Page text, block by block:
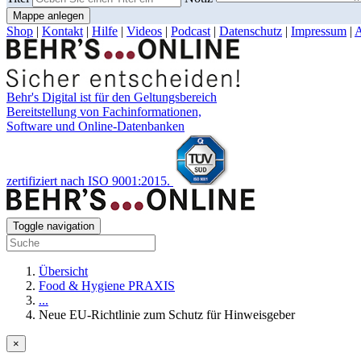
Mappe anlegen
Shop | Kontakt | Hilfe | Videos | Podcast | Datenschutz | Impressum |
Behr's Digital ist für den Geltungsbereich
Bereitstellung von Fachinformationen,
Software und Online-Datenbanken
zertifiziert nach ISO 9001:2015.
Toggle navigation
Übersicht
Food & Hygiene PRAXIS
...
Neue EU-Richtlinie zum Schutz für Hinweisgeber
×